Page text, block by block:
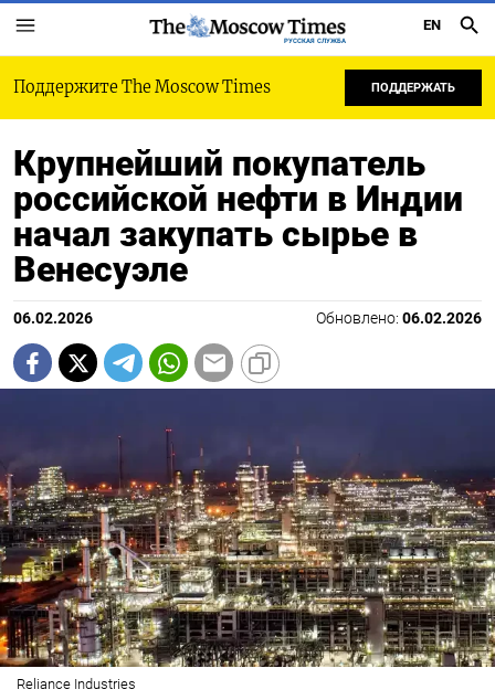
РУССКАЯ СЛУЖБА
EN
Поддержите The Moscow Times ПОДДЕРЖАТЬ
Крупнейший покупатель
российской нефти в Индии
начал закупать сырье в
Венесуэле
06.02.2026 Обновлено: 06.02.2026
Reliance Industries